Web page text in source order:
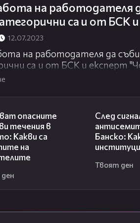
на работодателя
са и от БСК
12.07.2023
на работодателя да
са и от БСК и експерт
опасните
течения в
Какви са
на
След
Банско:
Твоят ден